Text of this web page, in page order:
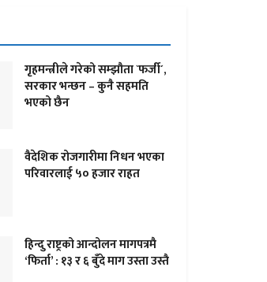
गृहमन्त्रीले गरेको सम्झौता `फर्जी´,
सरकार भन्छन – कुनै सहमति
भएको छैन
वैदेशिक रोजगारीमा निधन भएका
परिवारलाई ५० हजार राहत
हिन्दु राष्ट्रको आन्दोलन मागपत्रमै
‘फिर्ता’ : १३ र ६ बुँदे माग उस्ता उस्तै